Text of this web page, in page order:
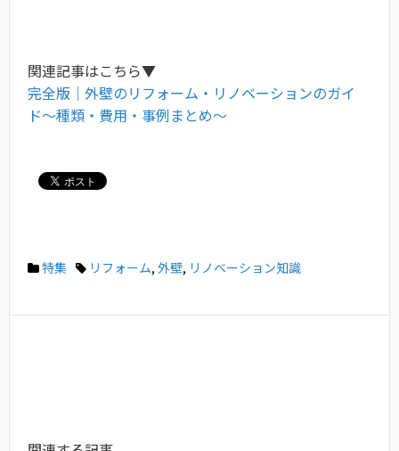
関連記事はこちら▼
完全版｜外壁のリフォーム・リノベーションのガイ
ド〜種類・費用・事例まとめ〜
特集 リフォーム, 外壁, リノベーション知識